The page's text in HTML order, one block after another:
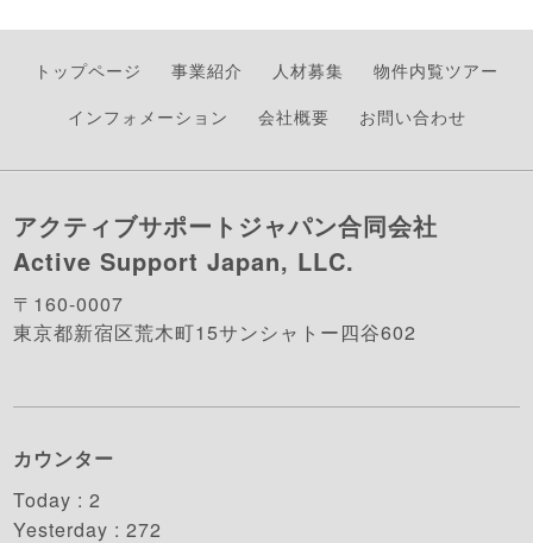
トップページ 事業紹介 人材募集
物件内覧ツアー
インフォメーション
会社概要 お問い合わせ
アクティブサポートジャパン合同会社
Active Support Japan, LLC.
〒160-0007
東京都新宿区荒木町15サンシャトー四谷602
カウンター
Today :2
Yesterday :272